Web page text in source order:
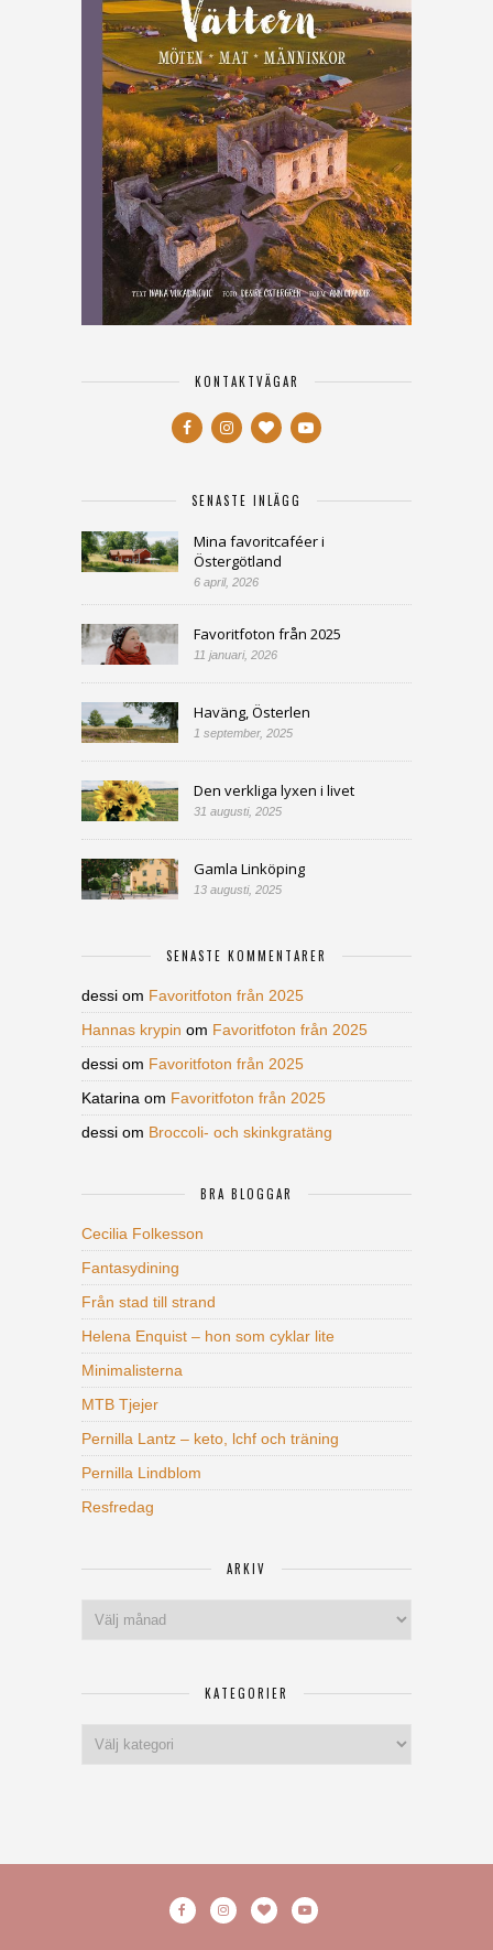
KONTAKTVÄGAR
SENASTE INLÄGG
Mina favoritcaféer i
Östergötland
6 april, 2026
Favoritfoton från 2025
11 januari, 2026
Haväng, Österlen
1 september, 2025
Den verkliga lyxen i livet
31 augusti, 2025
Gamla Linköping
13 augusti, 2025
SENASTE KOMMENTARER
dessi om Favoritfoton från 2025
Hannas krypin om Favoritfoton från 2025
dessi om Favoritfoton från 2025
Katarina om Favoritfoton från 2025
dessi om Broccoli- och skinkgratäng
BRA BLOGGAR
Cecilia Folkesson
Fantasydining
Från stad till strand
Helena Enquist – hon som cyklar lite
Minimalisterna
MTB Tjejer
Pernilla Lantz – keto, lchf och träning
Pernilla Lindblom
Resfredag
ARKIV
KATEGORIER